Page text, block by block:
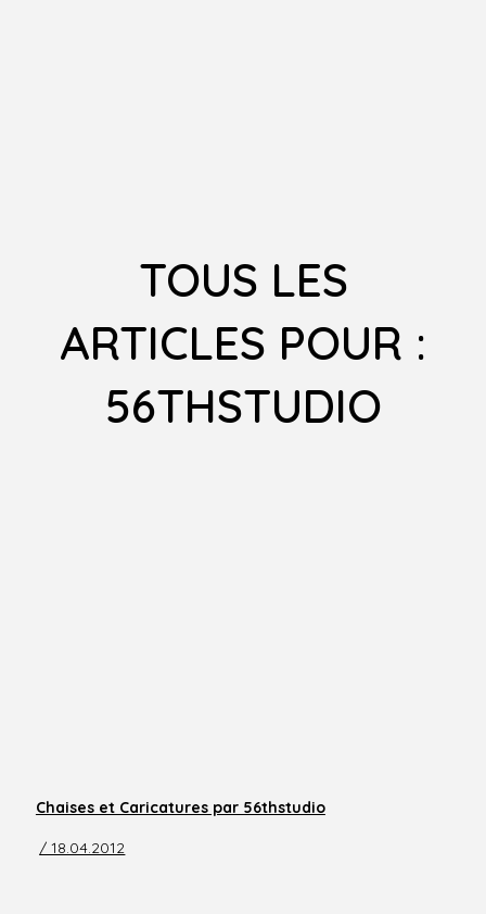
TOUS LES
ARTICLES POUR :
56THSTUDIO
Chaises et Caricatures par 56thstudio
/ 18.04.2012